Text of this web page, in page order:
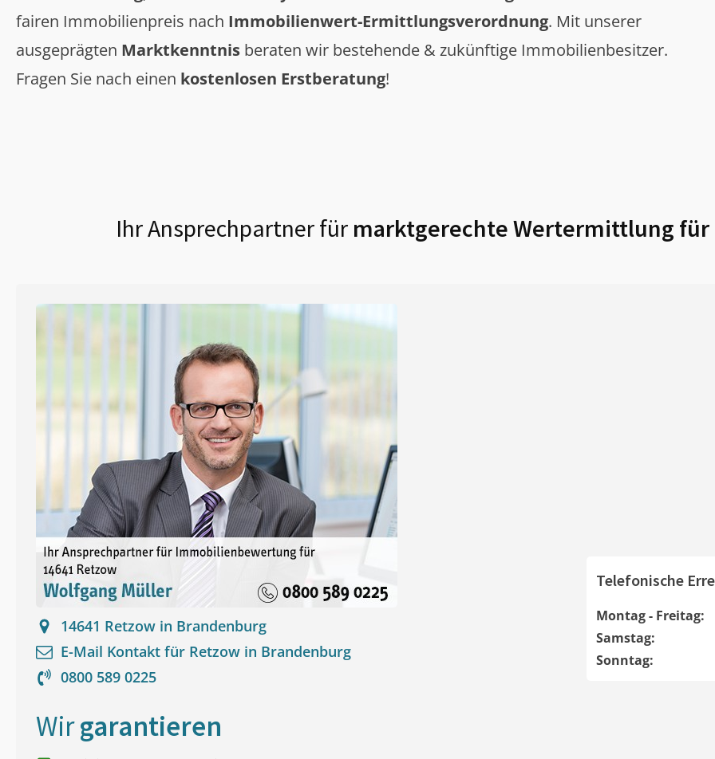
fairen Immobilienpreis nach Immobilienwert-Ermittlungsverordnung. Mit unserer
ausgeprägten Marktkenntnis beraten wir bestehende & zukünftige Immobilienbesitzer.
Fragen Sie nach einen kostenlosen Erstberatung!
Ihr Ansprechpartner für marktgerechte Wertermittlung für
14641 Retzow in Brandenburg
E-Mail Kontakt für Retzow in Brandenburg
0800 589 0225
Telefonische
Montag - Freitag:
Samstag:
Sonntag:
Wirgarantieren